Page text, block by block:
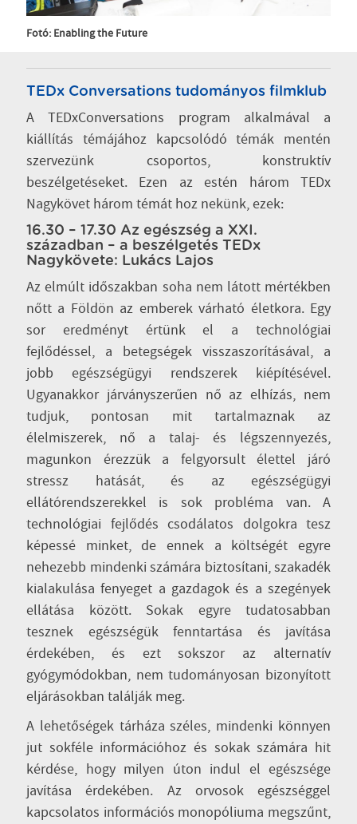
Fotó: Enabling the Future
TEDx Conversations tudományos filmklub
A TEDxConversations program alkalmával a
kiállítás témájához kapcsolódó témák mentén
szervezünk csoportos, konstruktív
beszélgetéseket. Ezen az estén három TEDx
Nagykövet három témát hoz nekünk, ezek:
16.30 – 17.30 Az egészség a XXI.
században – a beszélgetés TEDx
Nagykövete: Lukács Lajos
Az elmúlt időszakban soha nem látott mértékben
nőtt a Földön az emberek várható életkora. Egy
sor eredményt értünk el a technológiai
fejlődéssel, a betegségek visszaszorításával, a
jobb egészségügyi rendszerek kiépítésével.
Ugyanakkor járványszerűen nő az elhízás, nem
tudjuk, pontosan mit tartalmaznak az
élelmiszerek, nő a talaj- és légszennyezés,
magunkon érezzük a felgyorsult élettel járó
stressz hatását, és az egészségügyi
ellátórendszerekkel is sok probléma van. A
technológiai fejlődés csodálatos dolgokra tesz
képessé minket, de ennek a költségét egyre
nehezebb mindenki számára biztosítani, szakadék
kialakulása fenyeget a gazdagok és a szegények
ellátása között. Sokak egyre tudatosabban
tesznek egészségük fenntartása és javítása
érdekében, és ezt sokszor az alternatív
gyógymódokban, nem tudományosan bizonyított
eljárásokban találják meg.
A lehetőségek tárháza széles, mindenki könnyen
jut sokféle információhoz és sokak számára hit
kérdése, hogy milyen úton indul el egészsége
javítása érdekében. Az orvosok egészséggel
kapcsolatos információs monopóliuma megszűnt,